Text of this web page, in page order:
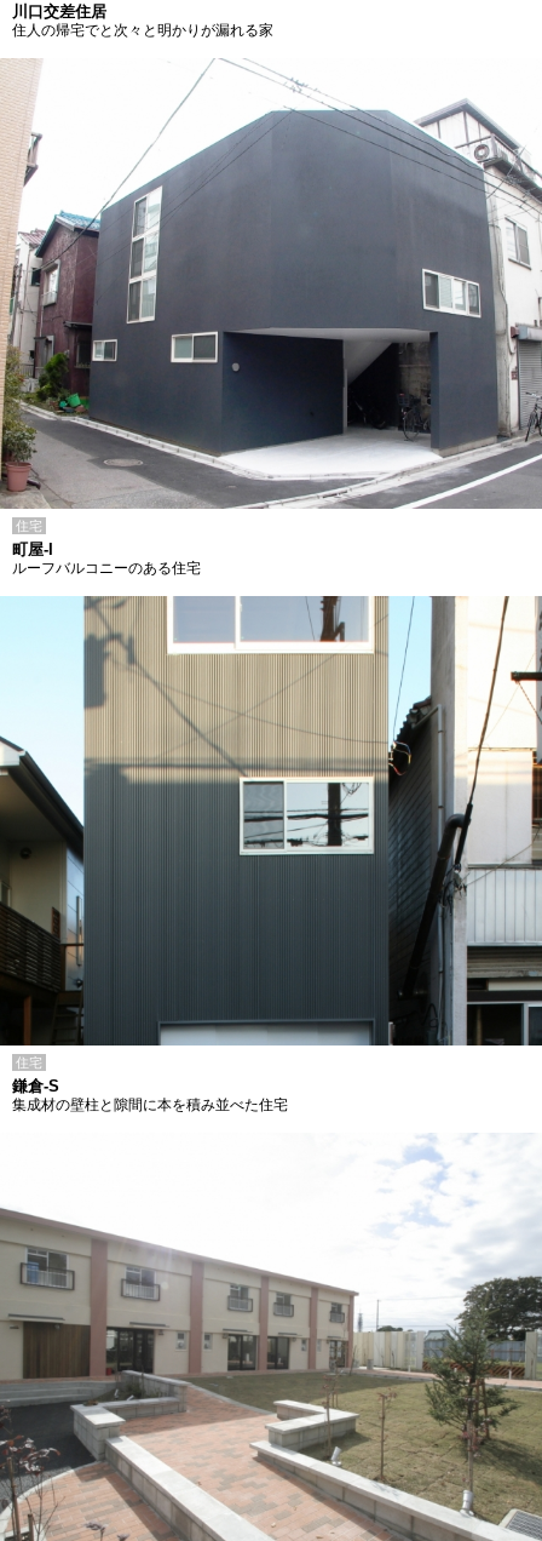
川口交差住居
住人の帰宅でと次々と明かりが漏れる家
住宅
町屋-I
ルーフバルコニーのある住宅
住宅
鎌倉-S
集成材の壁柱と隙間に本を積み並べた住宅